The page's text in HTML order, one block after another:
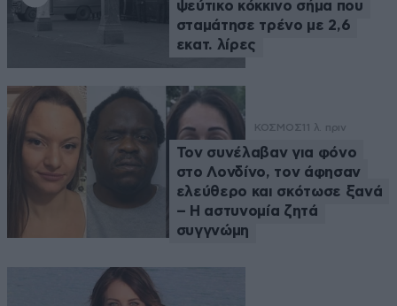
ψεύτικο κόκκινο σήμα που
σταμάτησε τρένο με 2,6
εκατ. λίρες
ΚΟΣΜΟΣ 11 λ. πριν
Τον συνέλαβαν για φόνο
στο Λονδίνο, τον άφησαν
ελεύθερο και σκότωσε ξανά
– Η αστυνομία ζητά
συγγνώμη